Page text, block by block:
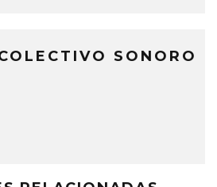
SONORO